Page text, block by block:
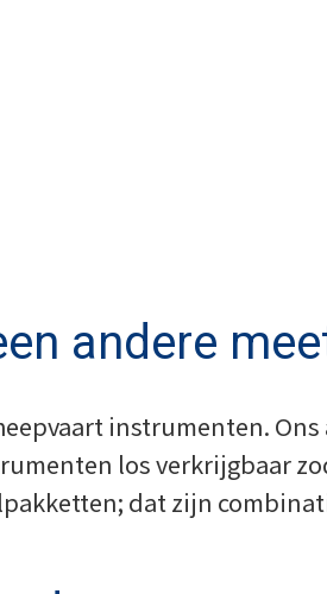
andere
instrumenten.
los verkrijgbaar
dat zijn